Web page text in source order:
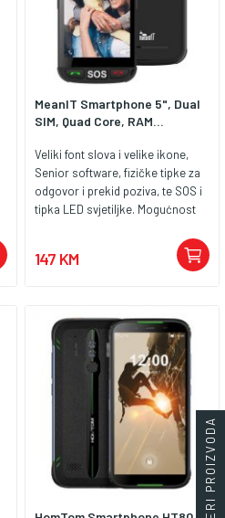
MeanIT Smartphone 5", Dual
SIM, Quad Core, RAM...
Veliki font slova i velike ikone,
Senior software, fizičke tipke za
odgovor i prekid poziva, te SOS i
tipka LED svjetiljke. Mogućnost
Go sučelja, pojačana glasnoća
razgovora, u pakiranju priložen
Quad Core, RAM memorija 2GB,
interna memorija 16GB, utor za
microSD memorijsku karticu (
max. 32 GB ), zadnja kamera 2
Mpixel, prednja kamera 0.3
Mpixel. Baterija 2200mAh. Ostalo:
GPS, BT, FM radio, SOS tipka, LED
svjetiljka Uređaj prilagođen za
starije osobe Operativni sustav
Android 11 GO EditionPodrzava
147 KM
FILTERI PROIZVODA